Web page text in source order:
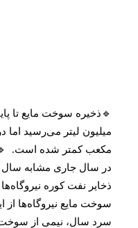
مکعب کمتر شده است.
ذخایر نفت کوره
سرد سال، نیمی از سوخت